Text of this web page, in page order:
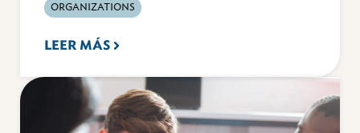
ORGANIZATIONS
LEER MÁS